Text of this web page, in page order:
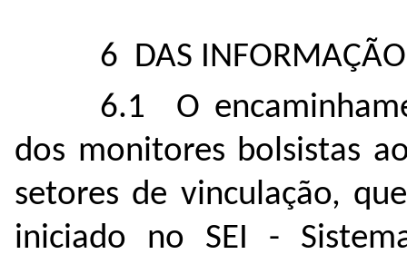
6 DAS
6.1 O
dos monitores bolsistas
setores de vinculação,
iniciado no SEI -